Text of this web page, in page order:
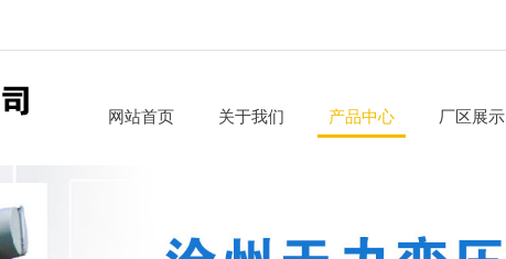
网站首页 关于我们 产品中心 厂区展示